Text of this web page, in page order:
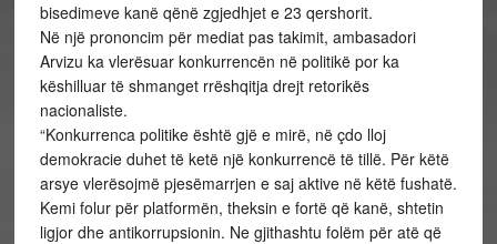
bisedimeve kanë qënë zgjedhjet e 23 qershorit.
Në një prononcim për mediat pas takimit, ambasadori
Arvizu ka vlerësuar konkurrencën në politikë por ka
këshilluar të shmanget rrëshqitja drejt retorikës
nacionaliste.
“Konkurrenca politike është gjë e mirë, në çdo lloj
demokracie duhet të ketë një konkurrencë të tillë. Për këtë
arsye vlerësojmë pjesëmarrjen e saj aktive në këtë fushatë.
Kemi folur për platformën, theksin e fortë që kanë, shtetin
ligjor dhe antikorrupsionin. Ne gjithashtu folëm për atë që